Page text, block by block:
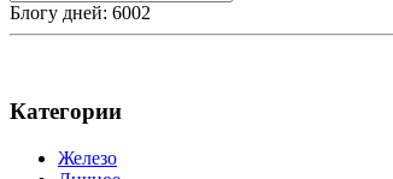
для:
Блогу дней: 6002
Категории
Железо